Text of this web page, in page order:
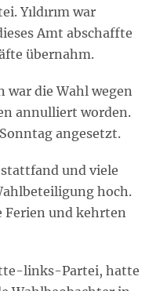
Yıldırım war
Amt abschaffte
übernahm.
war die Wahl wegen
annulliert worden.
angesetzt.
und viele
hoch.
Ferien und kehrten
links-Partei, hatte